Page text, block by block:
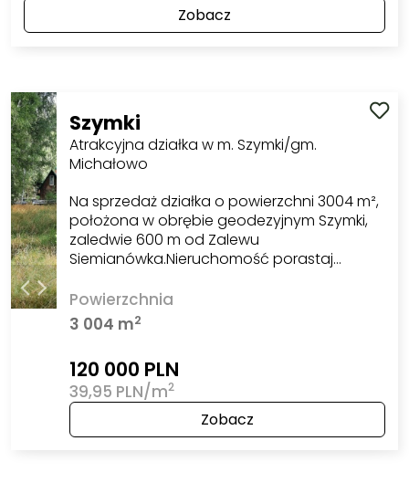
Zobacz
Szymki
Atrakcyjna działka w m. Szymki/gm.
Michałowo
Na sprzedaż działka o powierzchni 3004 m²,
położona w obrębie geodezyjnym Szymki,
zaledwie 600 m od Zalewu
Siemianówka.Nieruchomość porastaj…
Powierzchnia
3 004 m2
120 000 PLN
39,95 PLN/m2
Zobacz